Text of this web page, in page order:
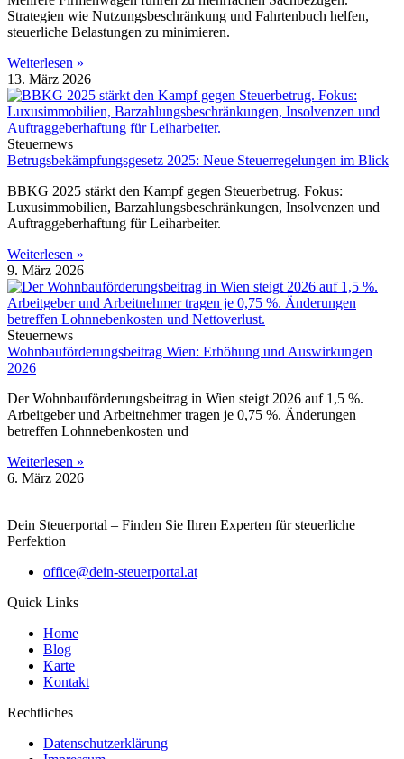
Strategien wie Nutzungsbeschränkung und Fahrtenbuch helfen,
steuerliche Belastungen zu minimieren.
Weiterlesen »
13. März 2026
Steuernews
Betrugsbekämpfungsgesetz 2025: Neue Steuerregelungen im Blick
BBKG 2025 stärkt den Kampf gegen Steuerbetrug. Fokus:
Luxusimmobilien, Barzahlungsbeschränkungen, Insolvenzen und
Auftraggeberhaftung für Leiharbeiter.
Weiterlesen »
9. März 2026
Steuernews
Wohnbauförderungsbeitrag Wien: Erhöhung und Auswirkungen
2026
Der Wohnbauförderungsbeitrag in Wien steigt 2026 auf 1,5 %.
Arbeitgeber und Arbeitnehmer tragen je 0,75 %. Änderungen
betreffen Lohnnebenkosten und
Weiterlesen »
6. März 2026
Dein Steuerportal – Finden Sie Ihren Experten für steuerliche
Perfektion
office@dein-steuerportal.at
Quick Links
Home
Blog
Karte
Kontakt
Rechtliches
Datenschutzerklärung